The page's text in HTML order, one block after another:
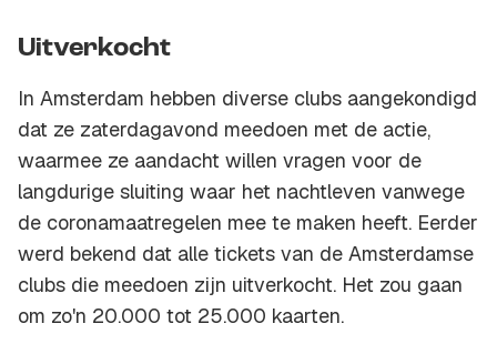
Uitverkocht
In Amsterdam hebben diverse clubs aangekondigd
dat ze zaterdagavond meedoen met de actie,
waarmee ze aandacht willen vragen voor de
langdurige sluiting waar het nachtleven vanwege
de coronamaatregelen mee te maken heeft. Eerder
werd bekend dat alle tickets van de Amsterdamse
clubs die meedoen zijn uitverkocht. Het zou gaan
om zo'n 20.000 tot 25.000 kaarten.